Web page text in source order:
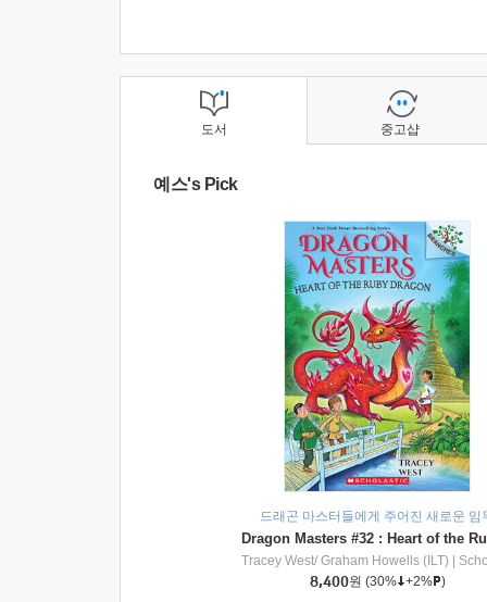
도서
예스's Pick
드래곤 마스터들에게 주어진 새로운 임
Tracey West/ Graham Howells (ILT)
8,400원 (30% +2% )
중고샵